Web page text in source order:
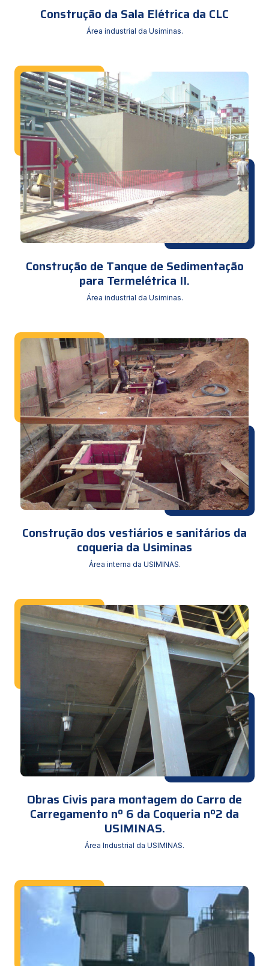
Construção da Sala Elétrica da CLC
Área industrial da Usiminas.
Construção de Tanque de Sedimentação
para Termelétrica II.
Área industrial da Usiminas.
Construção dos vestiários e sanitários da
coqueria da Usiminas
Área interna da USIMINAS.
Obras Civis para montagem do Carro de
Carregamento nº 6 da Coqueria nº2 da
USIMINAS.
Área Industrial da USIMINAS.